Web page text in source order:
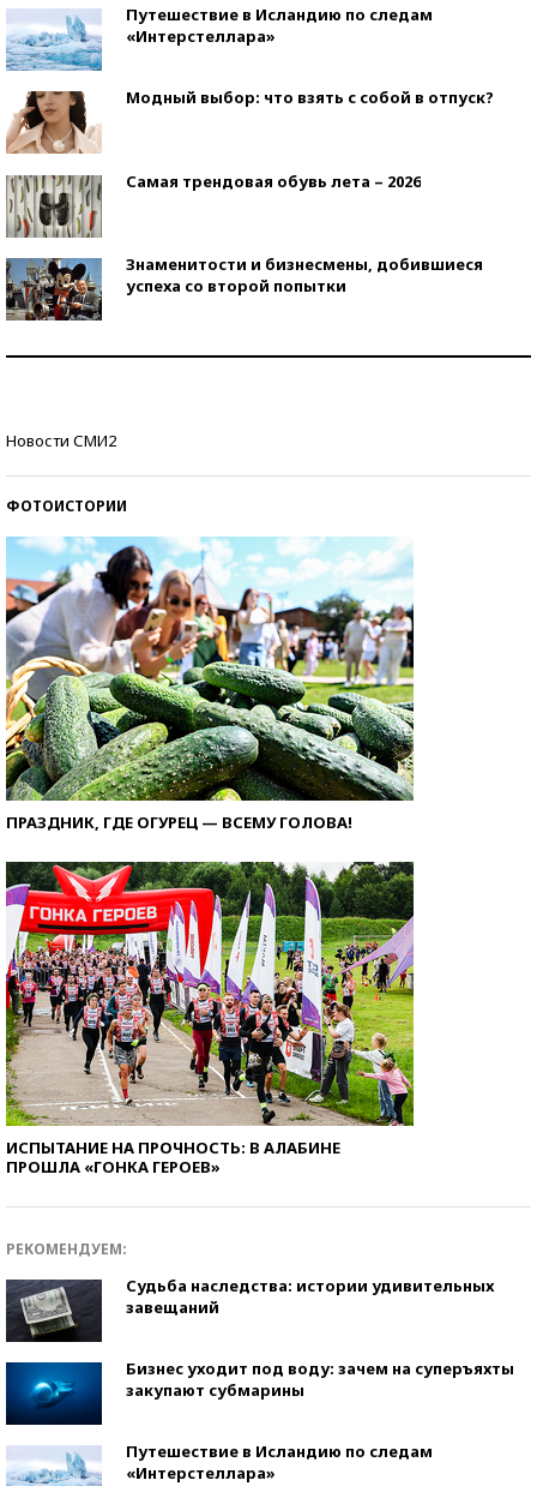
Путешествие в Исландию по следам
«Интерстеллара»
Модный выбор: что взять с собой в отпуск?
Самая трендовая обувь лета – 2026
Знаменитости и бизнесмены, добившиеся
успеха со второй попытки
Новости СМИ2
ФОТОИСТОРИИ
ПРАЗДНИК, ГДЕ ОГУРЕЦ — ВСЕМУ ГОЛОВА!
ИСПЫТАНИЕ НА ПРОЧНОСТЬ: В АЛАБИНЕ
ПРОШЛА «ГОНКА ГЕРОЕВ»
РЕКОМЕНДУЕМ:
Судьба наследства: истории удивительных
завещаний
Бизнес уходит под воду: зачем на суперъяхты
закупают субмарины
Путешествие в Исландию по следам
«Интерстеллара»